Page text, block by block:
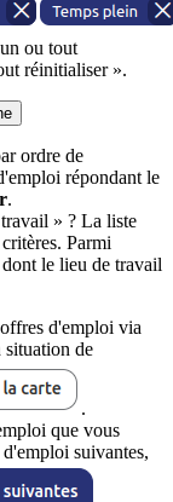
ou tout
réinitialiser ».
ordre de
répondant le
.
» ? La liste
Parmi
le lieu de travail
d'emploi via
situation de
.
que vous
suivantes,